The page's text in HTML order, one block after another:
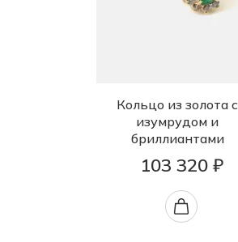
Кольцо из золота с
изумрудом и
бриллиантами
103 320 ₽